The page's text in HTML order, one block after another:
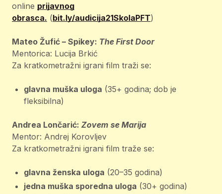
online prijavnog
obrasca. (bit.ly/audicija21SkolaPFT)
Mateo Žufić – Spikey: The First Door
Mentorica: Lucija Brkić
Za kratkometražni igrani film traži se:
glavna muška uloga (35+ godina; dob je
fleksibilna)
Andrea Lončarić: Zovem se Marija
Mentor: Andrej Korovljev
Za kratkometražni igrani film traže se:
glavna ženska uloga (20–35 godina)
jedna muška sporedna uloga (30+ godina)